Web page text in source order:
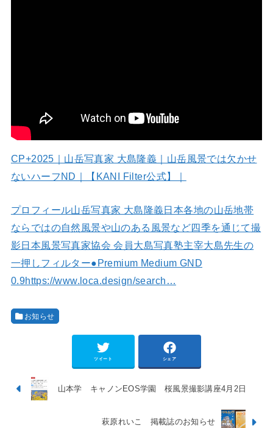
CP+2025｜山岳写真家 大島隆義｜山岳風景では欠かせ
ないハーフND｜【KANI Filter公式】｜
プロフィール山岳写真家 大島隆義日本各地の山岳地帯
ならではの自然風景や山のある風景など四季を通じて撮
影日本風景写真家協会 会員大島写真塾主宰大島先生の
一押しフィルター●Premium Medium GND
0.9https://www.loca.design/search…
お知らせ
ツイート シェア
山本学 キャノンEOS学園 桜風景撮影講座4月2日
萩原れいこ 掲載誌のお知らせ